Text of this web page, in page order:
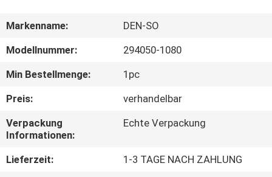
VIDEOS
UNS
WERKSBESICHTIGUNG
QUALITÄTSKONTROLLE
Markenname:
DEN-SO
Modellnummer:
294050-1080
Min Bestellmenge:
1pc
Preis:
verhandelbar
Verpackung
Informationen:
Echte Verpackung
Lieferzeit:
1-3 TAGE NACH ZAHLUNG